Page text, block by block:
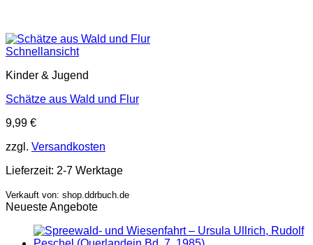
Schnellansicht
Kinder & Jugend
Schätze aus Wald und Flur
9,99 €
zzgl. Versandkosten
Lieferzeit: 2-7 Werktage
Verkauft von: shop.ddrbuch.de
Neueste Angebote